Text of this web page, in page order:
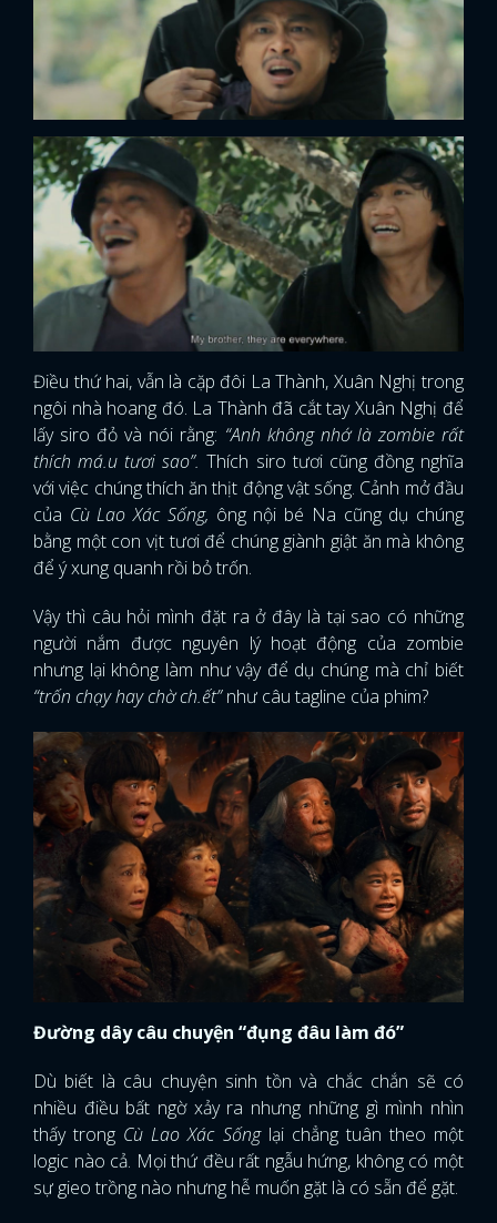
Điều thứ hai, vẫn là cặp đôi La Thành, Xuân Nghị trong
ngôi nhà hoang đó. La Thành đã cắt tay Xuân Nghị để
lấy siro đỏ và nói rằng: “Anh không nhớ là zombie rất
thích má.u tươi sao”.Thích siro tươi cũng đồng nghĩa
với việc chúng thích ăn thịt động vật sống. Cảnh mở đầu
của Cù Lao Xác Sống, ông nội bé Na cũng dụ chúng
bằng một con vịt tươi để chúng giành giật ăn mà không
để ý xung quanh rồi bỏ trốn.
Vậy thì câu hỏi mình đặt ra ở đây là tại sao có những
người nắm được nguyên lý hoạt động của zombie
nhưng lại không làm như vậy để dụ chúng mà chỉ biết
“trốn chạy hay chờ ch.ết”như câu tagline của phim?
Đường dây câu chuyện “đụng đâu làm đó”
Dù biết là câu chuyện sinh tồn và chắc chắn sẽ có
nhiều điều bất ngờ xảy ra nhưng những gì mình nhìn
thấy trong Cù Lao Xác Sốnglại chẳng tuân theo một
logic nào cả. Mọi thứ đều rất ngẫu hứng, không có một
sự gieo trồng nào nhưng hễ muốn gặt là có sẵn để gặt.